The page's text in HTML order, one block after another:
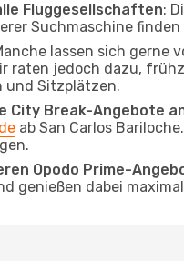
Fluggesellschaften:
Suchmaschine
lassen sich gerne
raten jedoch dazu,
und Sitzplätzen.
City Break-Angebote
ab San Carlos
Opodo Prime-
genießen dabei